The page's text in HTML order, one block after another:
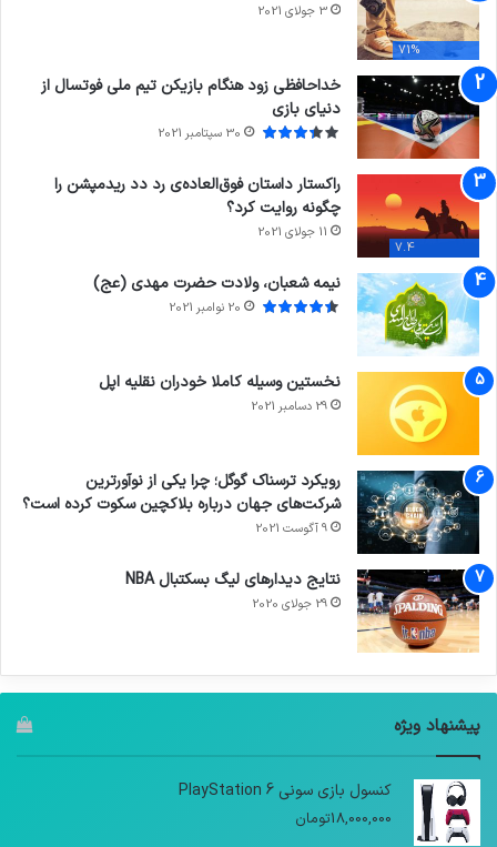
71%
3 جولای 2021
خداحافظی زود هنگام بازیکن تیم ملی فوتسال از
دنیای بازی
30 سپتامبر 2021
7.4
راکستار داستان فوق‌العاده‌ی رد دد ریدمپشن را
چگونه روایت کرد؟
11 جولای 2021
نیمه شعبان، ولادت حضرت مهدی (عج)
20 نوامبر 2021
نخستین وسیله کاملا خودران نقلیه اپل
29 دسامبر 2021
رویکرد ترسناک گوگل؛ چرا یکی از نوآورترین
شرکت‌های جهان درباره بلاکچین سکوت کرده است؟
9 آگوست 2021
نتایج دیدار‌های لیگ بسکتبال NBA
29 جولای 2020
پیشنهاد ویژه
کنسول بازی سونی PlayStation 6
18,000,000تومان